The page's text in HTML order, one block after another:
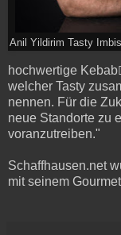
Anil Yildirim Tasty
hochwertige
welcher Tasty
nennen. Für die
neue Standorte zu
voranzutreiben."
Schaffhausen.net
mit seinem